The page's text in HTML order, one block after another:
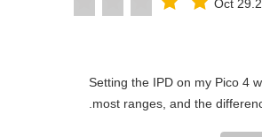
Oct
"Setting the IPD on my Pico 4
most ranges, and the